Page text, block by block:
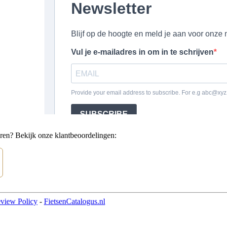
Bekijk onze klantbeoordelingen:
Policy - FietsenCatalogus.nl